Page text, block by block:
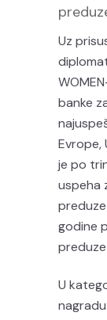
Uz
banke
Evrope,
je po
uspeha
godine
U